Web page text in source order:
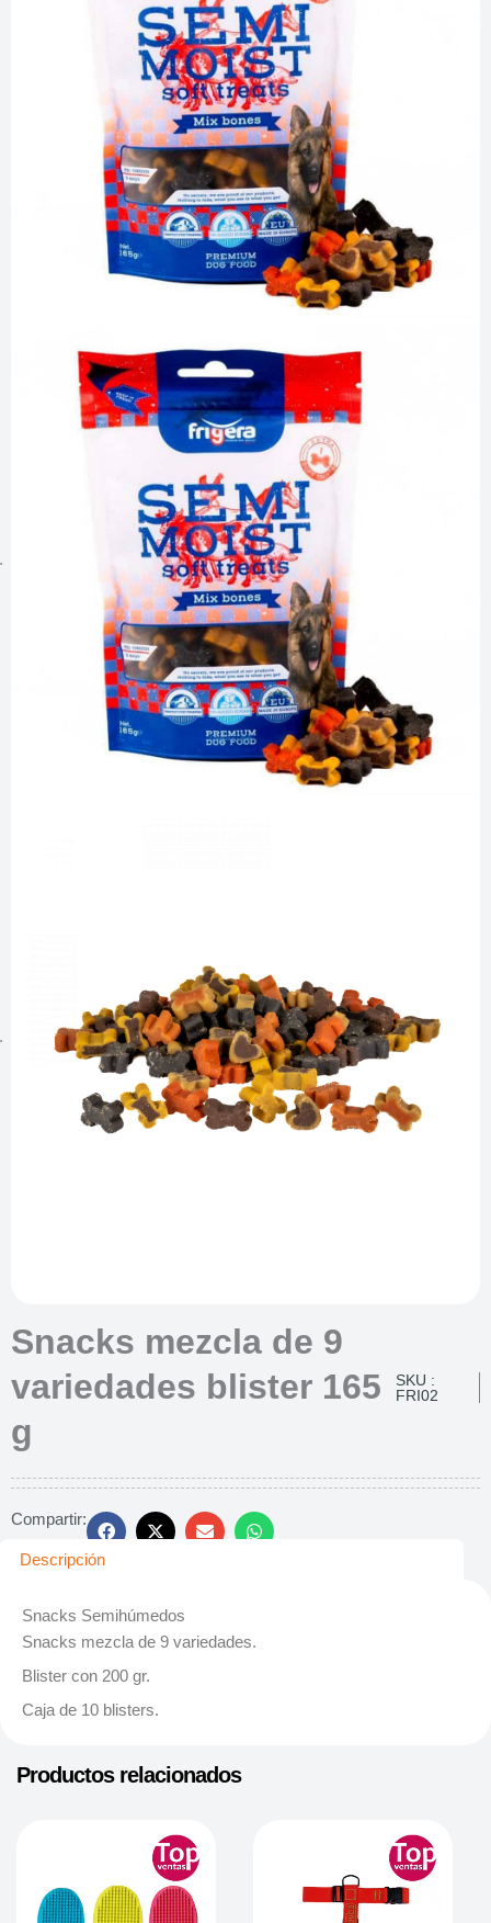
Snacks mezcla de 9
variedades blister 165
g
SKU :
FRI02
Compartir:
Descripción
Snacks Semihúmedos
Snacks mezcla de 9 variedades.
Blister con 200 gr.
Caja de 10 blisters.
Productos relacionados